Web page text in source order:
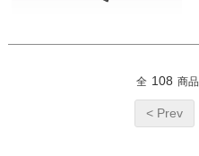
全 108 商品
< Prev